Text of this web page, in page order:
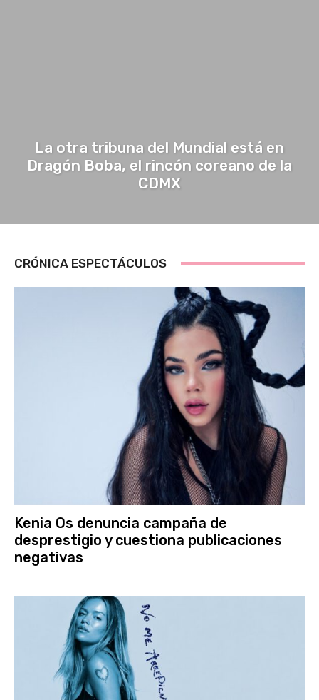
La otra tribuna del Mundial está en
Dragón Boba, el rincón coreano de la
CDMX
CRÓNICA ESPECTÁCULOS
Kenia Os denuncia campaña de
desprestigio y cuestiona publicaciones
negativas